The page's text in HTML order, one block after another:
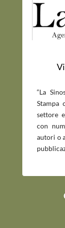
“La
Stampa
settore
con
autori o